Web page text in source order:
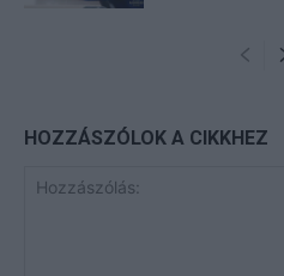
HOZZÁSZÓLOK A CIKKHEZ